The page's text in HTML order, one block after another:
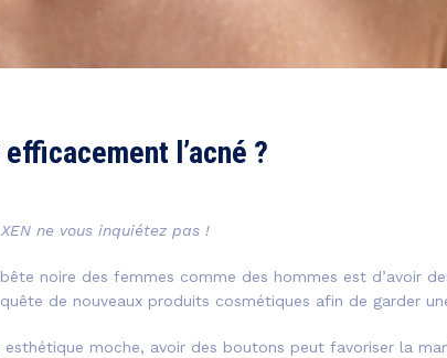
l’acné ?
ne vous inquiétez pas !
noire des femmes comme des hommes est d’avoir
de nouveaux produits cosmétiques afin de garder
esthétique moche, avoir des boutons peut favoriser la